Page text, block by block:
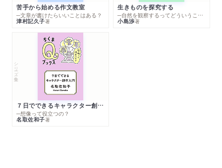
苦手から始める作文教室
─文章が書けたらいいことはある？
津村記久子著
生きものを探究する
─自然を観察するってどういうこと？
小島渉著
シリーズ・全集
７日でできるキャラクター創作入門
─想像って役立つの？
名取佐和子著